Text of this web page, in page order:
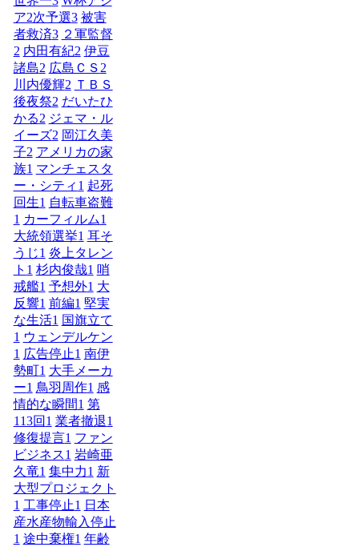
ア2次予選3 被害
者救済3 ２軍監督
2 内田有紀2 伊豆
諸島2 広島ＣＳ 2
川内優輝2 ＴＢＳ
後夜祭2 だいたひ
かる2 ジェマ・ル
イーズ2 岡江久美
子2 アメリカの家
族1 マンチェスタ
ー・シティ 1 起死
回生1 自転車盗難
1 カーフィルム1
大統領選挙1 耳そ
うじ1 炎上タレン
ト 1 杉内俊哉1 哨
戒艦1 予想外1 大
反響1 前編1 堅実
な生活1 国旗立て
1 ウェンデルケン
1 広告停止1 南伊
勢町1 大手メーカ
ー1 鳥羽周作1 感
情的な瞬間1 第
113回 1 業者撤退1
修復提言1 ファン
ビジネス1 岩崎亜
久竜1 集中力1 新
大型プロジェクト
1 工事停止1 日本
産水産物輸入停止
1 途中棄権1 年齢